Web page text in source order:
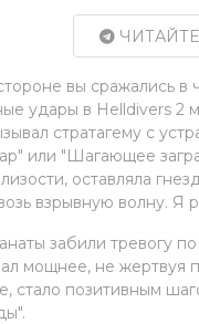
ЧИТАЙТЕ
вы сражались
удары в Helldivers
стратагему с
или "Шагающее
оставляла
взрывную волну. Я
забили тревогу
мощнее, не
позитивным